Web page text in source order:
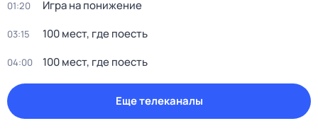
01:20 Игра на понижение
03:15 100 мест, где поесть
04:00 100 мест, где поесть
Еще телеканалы